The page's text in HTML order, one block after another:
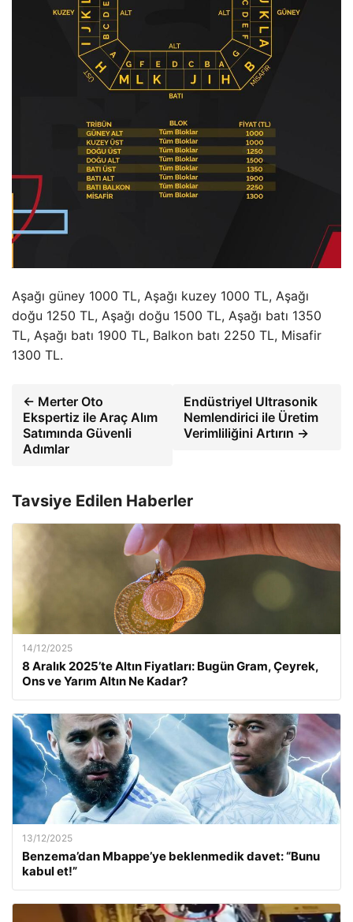
Aşağı güney 1000 TL, Aşağı kuzey 1000 TL, Aşağı
doğu 1250 TL, Aşağı doğu 1500 TL, Aşağı batı 1350
TL, Aşağı batı 1900 TL, Balkon batı 2250 TL, Misafir
1300 TL.
← Merter Oto
Ekspertiz ile Araç Alım
Satımında Güvenli
Adımlar
Endüstriyel Ultrasonik
Nemlendirici ile Üretim
Verimliliğini Artırın →
Tavsiye Edilen Haberler
14/12/2025
8 Aralık 2025’te Altın Fiyatları: Bugün Gram, Çeyrek,
Ons ve Yarım Altın Ne Kadar?
13/12/2025
Benzema’dan Mbappe’ye beklenmedik davet: “Bunu
kabul et!”